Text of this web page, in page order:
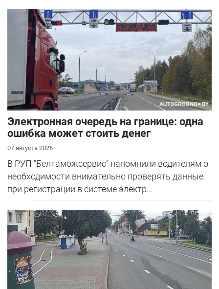
Электронная очередь на границе: одна
ошибка может стоить денег
07 августа 2026
В РУП "Белтаможсервис" напомнили водителям о
необходимости внимательно проверять данные
при регистрации в системе электр...